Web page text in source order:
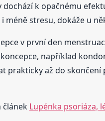
k opačnému
méně stresu, dokáže u
v první den
například
prakticky až do
článek Lupénka psoriáza,